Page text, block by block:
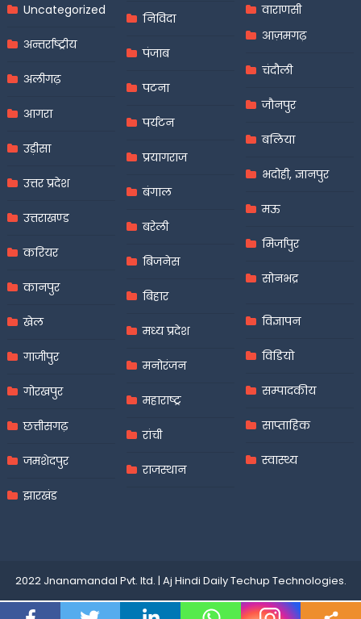
Uncategorized
अन्तर्राष्ट्रीय
अलीगढ़
आगरा
उड़ीसा
उत्तर प्रदेश
उत्तराखण्ड
करियर
कानपुर
खेल
गाजीपुर
गोरखपुर
छत्तीसगढ़
जमशेदपुर
झारखंड
निविदा
पंजाब
पटना
पर्यटन
प्रयागराज
बंगाल
बरेली
बिजनेस
बिहार
मध्य प्रदेश
मनोरंजन
महाराष्ट्र
रांची
राजस्थान
वाराणसी
आज़मगढ़
चंदौली
जौनपुर
बलिया
भदोही, ज्ञानपुर
मऊ
मिर्जापुर
सोनभद्र
विज्ञापन
विडियो
सम्पादकीय
साप्ताहिक
स्वास्थ्य
2022 Jnanamandal Pvt. ltd. | Aj Hindi DailyTechup Technologies.